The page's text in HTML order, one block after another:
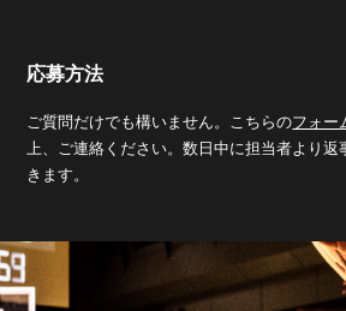
応募方法
ご質問だけでも構いません。こちらのフォー
上、ご連絡ください。数日中に担当者より
きます。